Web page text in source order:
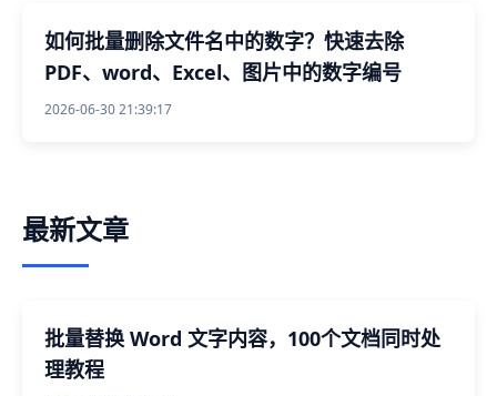
如何批量删除文件名中的数字？快速去除
PDF、word、Excel、图片中的数字编号
2026-06-30 21:39:17
最新文章
批量替换 Word 文字内容，100个文档同时处
理教程